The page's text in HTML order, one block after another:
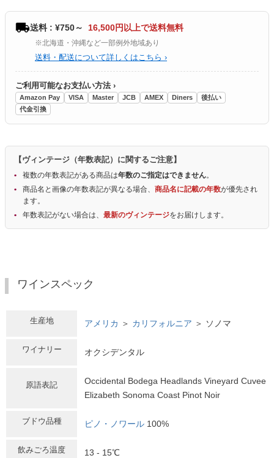
送料 : ¥750～ 16,500円以上で送料無料
※北海道・沖縄など一部例外地域あり
送料・配送について詳しくはこちら ›
ご利用可能なお支払い方法 ›
Amazon Pay VISA Master JCB AMEX Diners
後払い
代金引換
【ヴィンテージ（年数表記）に関するご注意】
複数の年数表記がある商品は年数のご指定はできません。
商品名と画像の年数表記が異なる場合、 商品名に記載の年数が優先され
ます。
年数表記がない場合は、 最新のヴィンテージをお届けします。
ワインスペック
生産地 アメリカ ＞ カリフォルニア ＞ ソノマ
ワイナリー オクシデンタル
原語表記
Occidental Bodega Headlands Vineyard Cuvee
Elizabeth Sonoma Coast Pinot Noir
ブドウ品種 ピノ・ノワール 100%
飲みごろ温度 13 - 15℃